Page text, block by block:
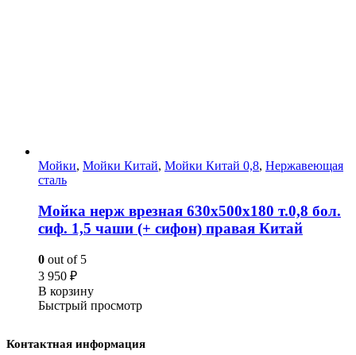
Мойки, Мойки Китай, Мойки Китай 0,8, Нержавеющая
сталь
Мойка нерж врезная 630х500х180 т.0,8 бол.
сиф. 1,5 чаши (+ сифон) правая Китай
0 out of 5
3 950 ₽
В корзину
Быстрый просмотр
Контактная информация